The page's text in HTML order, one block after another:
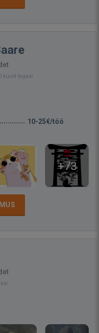
kuud tagasi
10-25€/töö
+73